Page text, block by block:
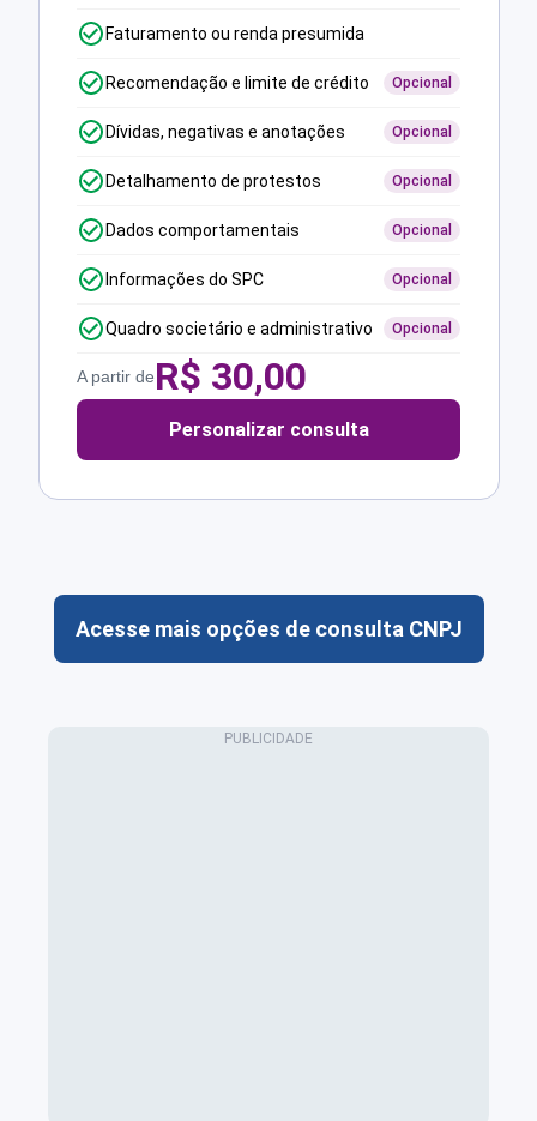
Faturamento ou renda presumida
Recomendação e limite de crédito Opcional
Dívidas, negativas e anotações Opcional
Detalhamento de protestos Opcional
Dados comportamentais Opcional
Informações do SPC Opcional
Quadro societário e administrativo Opcional
A partir deR$ 30,00
Personalizar consulta
Acesse mais opções de consulta CNPJ